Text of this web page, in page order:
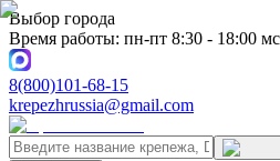
Выбор города
Время работы: пн-пт 8:30 - 18:00
8(800)101-68-15
krepezhrussia@gmail.com